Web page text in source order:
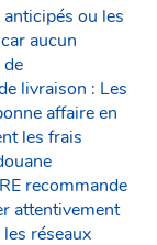
ou les
aucun
livraison : Les
affaire en
les frais
recommande
attentivement
réseaux